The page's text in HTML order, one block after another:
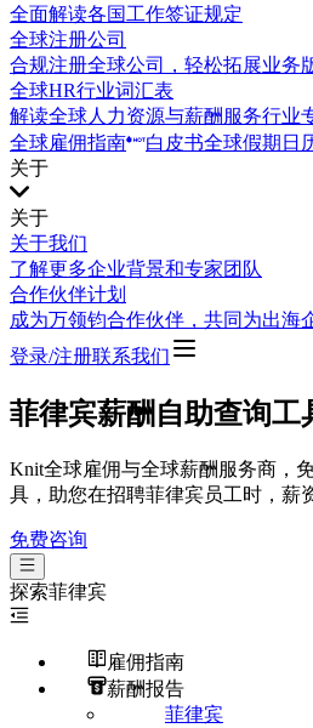
全面解读各国工作签证规定
全球注册公司
合规注册全球公司，轻松拓展业务
全球HR行业词汇表
解读全球人力资源与薪酬服务行业
全球雇佣指南
白皮书全球假期日
关于
关于
关于我们
了解更多企业背景和专家团队
合作伙伴计划
成为万领钧合作伙伴，共同为出海
登录/注册联系我们
菲律宾薪酬自助查询工
Knit全球雇佣与全球薪酬服务商，
具，助您在招聘菲律宾员工时，薪
免费咨询
探索菲律宾
雇佣指南
薪酬报告
菲律宾